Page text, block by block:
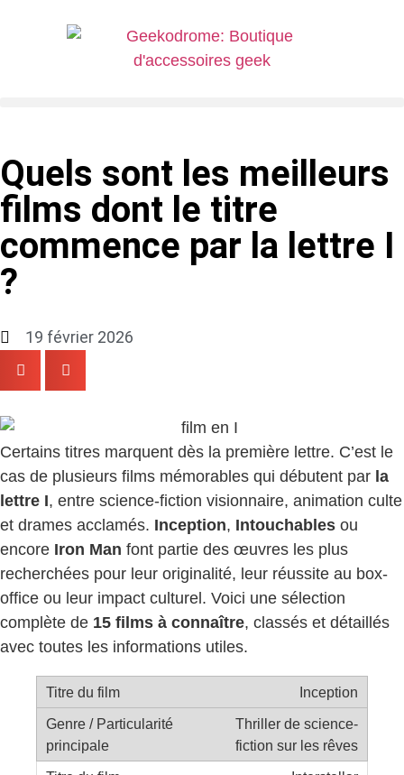
Quels sont les meilleurs
films dont le titre
commence par la lettre I
?
19 février 2026
Certains titres marquent dès la première lettre. C’est le
cas de plusieurs films mémorables qui débutent par la
lettre I, entre science-fiction visionnaire, animation culte
et drames acclamés. Inception, Intouchables ou
encore Iron Man font partie des œuvres les plus
recherchées pour leur originalité, leur réussite au box-
office ou leur impact culturel. Voici une sélection
complète de 15 films à connaître, classés et détaillés
avec toutes les informations utiles.
Inception
Thriller de science-
fiction sur les rêves